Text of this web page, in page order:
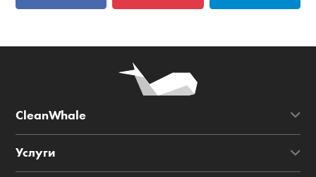
CleanWhale
Услуги